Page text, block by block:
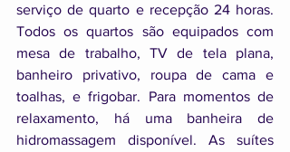
serviço de quarto e recepção 24 horas.
Todos os quartos são equipados com
mesa de trabalho, TV de tela plana,
banheiro privativo, roupa de cama e
toalhas, e frigobar. Para momentos de
relaxamento, há uma banheira de
hidromassagem disponível. As suítes